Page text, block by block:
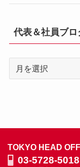
代表＆社員ブ
ブ
グ
TOKYO HEAD
03-5728-5018